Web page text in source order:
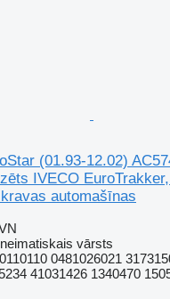
(01.93-12.02)
IVECO
automašīnas
vārsts
0481026021
41031426 1340470